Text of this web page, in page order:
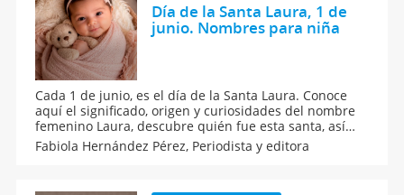
Día de la Santa Laura, 1 de
junio. Nombres para niña
Cada 1 de junio, es el día de la Santa Laura. Conoce
aquí el significado, origen y curiosidades del nombre
femenino Laura, descubre quién fue esta santa, así
como los posibles nombres combinados que puedes
elegir para este apodo de origen latino. Si esperas a
Fabiola Hernández Pérez, Periodista y editora